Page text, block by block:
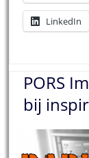
LinkedIn
PORS
bij